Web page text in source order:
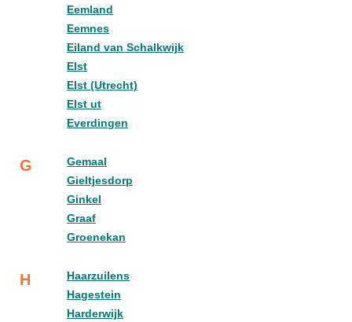
Eemland
Eemnes
Eiland van Schalkwijk
Elst
Elst (Utrecht)
Elst ut
Everdingen
G
Gemaal
Gieltjesdorp
Ginkel
Graaf
Groenekan
H
Haarzuilens
Hagestein
Harderwijk